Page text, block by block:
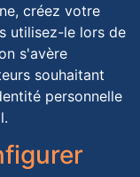
créez votre
utilisez-le lors de
s'avère
souhaitant
personnelle